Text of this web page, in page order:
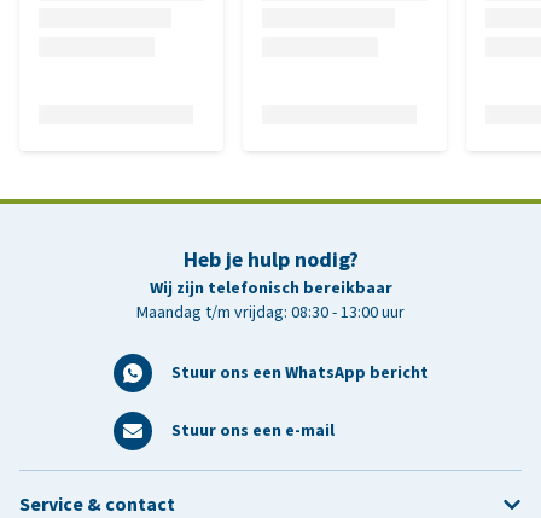
Heb je hulp nodig?
Wij zijn telefonisch bereikbaar
Maandag t/m vrijdag: 08:30 - 13:00 uur
Stuur ons een WhatsApp bericht
Stuur ons een e-mail
Service & contact